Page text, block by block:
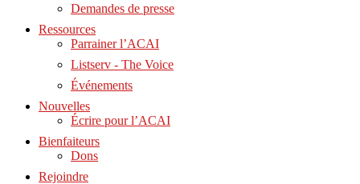
Demandes de presse
Ressources
Parrainer l’ACAI
Listserv - The Voice
Événements
Nouvelles
Écrire pour l’ACAI
Bienfaiteurs
Dons
Rejoindre